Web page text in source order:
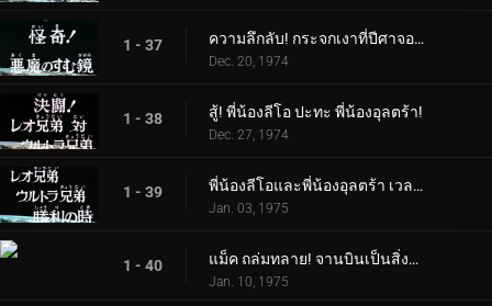
1 - 37 ความลึกลับ! กระจกเงาที่ปีศาจอาศัยอยู่
Dec. 20, 1974
1 - 38 สู้! พี่น้องลีโอ ปะทะ พี่น้องอุลตร้า!
Dec. 27, 1974
1 - 39 พี่น้องลีโอและพี่น้องอุลตร้า เวลาแห่งชัยชนะ
Jan. 03, 1975
1 - 40 แม็ค ถล่มทลาย! จานบินเป็นสิ่งมีชีวิต
Jan. 10, 1975